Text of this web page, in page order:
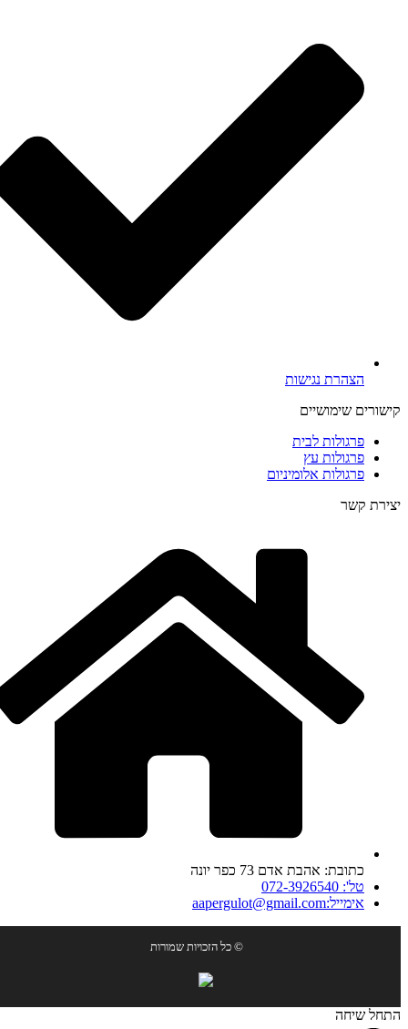
הצהרת נגישות
קישורים שימושיים
פרגולות לבית
פרגולות עץ
פרגולות אלומיניום
יצירת קשר
כתובת: אהבת אדם 73 כפר יונה
טל': 072-3926540
אימייל:aapergulot@gmail.com
© כל הזכויות שמורות
התחל שיחה